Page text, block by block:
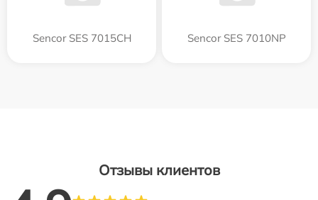
Sencor SES 7015CH Sencor SES 7010NP
Отзывы клиентов